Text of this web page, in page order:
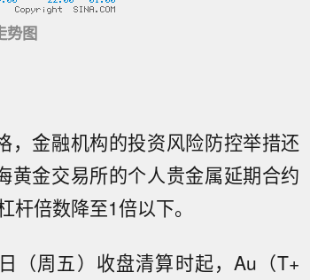
势图
，金融机构的投资风险防控举措还
黄金交易所的个人贵金属延期合约
倍数降至1倍以下。
（周五）收盘清算时起，Au（T+